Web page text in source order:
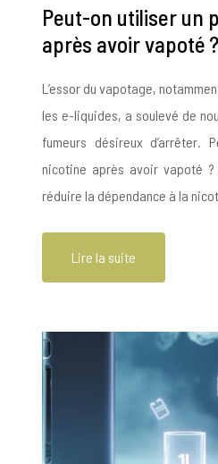
Peut-on utiliser un
après avoir vapoté ?
L’essor du vapotage,
les e-liquides, a soulevé de
fumeurs désireux d’arrêter.
nicotine après avoir vapoté
réduire la dépendance à la
Lire la suite